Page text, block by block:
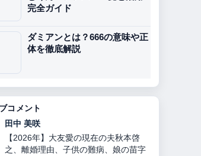
完全ガイド
ダミアンとは？666の意味や正
体を徹底解説
コメント
中村 悠斗
チンギス＝ハンとは？何をした人か徹
底解説！モンゴル帝国建国、妻・子